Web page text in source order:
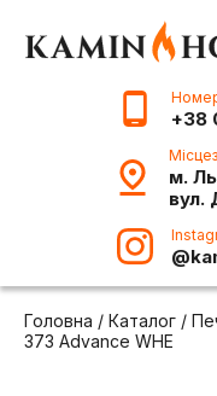
+38
м.
вул.
Головна / Каталог /
373 Advance WHE